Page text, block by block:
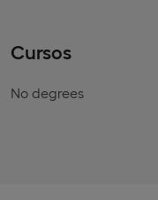
Cursos
No degrees